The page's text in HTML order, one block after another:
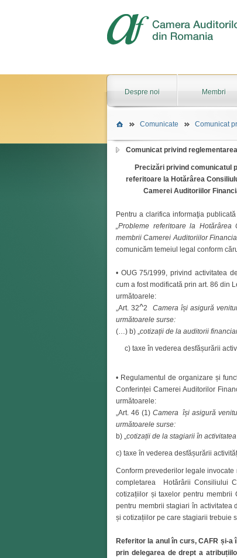
Despre noi Membri
Comunicate Comunicat
Comunicat privind
Precizări privind comunicatul
referitoare la Hotărârea
Camerei Auditoriilor
Pentru a clarifica informaţia
„Probleme referitoare la
membrii Camerei Auditoriilor
comunicăm temeiul legal conform
• OUG 75/1999, privind activitatea
cum a fost modificată prin art. 86 din
următoarele:
„Art. 32^2 Camera își asigură
următoarele surse:
(…) b) „ cotizații de la auditorii
c) taxe în vederea desfășurării
• Regulamentul de organizare și
Conferinței Camerei Auditorilor
următoarele:
„Art. 46 (1)Camera își asigură
următoarele surse:
b) „cotizații de la stagiarii în
c) taxe în vederea desfășurării
Conform prevederilor legale
completarea Hotărârii Consiliului
cotizațiilor și taxelor pentru membrii
pentru membrii stagiari în activitatea
și cotizațiilor pe care stagiarii trebuie
Referitor la anul în curs, CAFR și-a
prin delegarea de drept a